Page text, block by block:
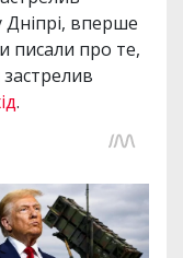
Дніпрі, вперше
писали про те,
.